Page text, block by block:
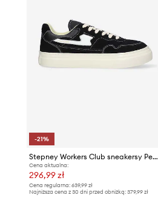
-21%
Stepney Workers Club sneakersy Pearl S-Strike Suede
Cena aktualna:
296,99 zł
Cena regularna: 639,99 zł
Najniższa cena z 30 dni przed obniżką: 379,99 zł